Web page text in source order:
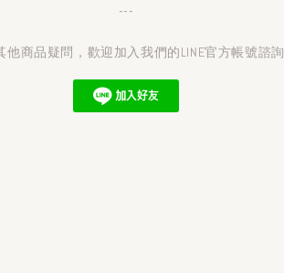
---
他商品疑問，歡迎加入我們的LINE官方帳號諮詢